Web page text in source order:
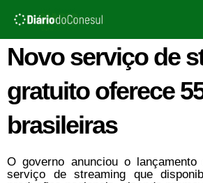
para
conteúdo
Novo serviço de
gratuito oferece
brasileiras
O governo anunciou o
serviço de streaming que